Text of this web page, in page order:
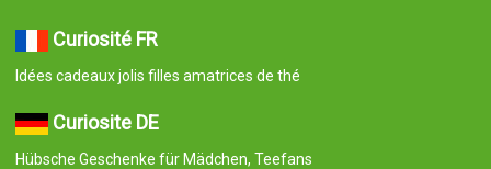
Curiosité FR
Idées cadeaux jolis filles amatrices de thé
Curiosite DE
Hübsche Geschenke für Mädchen, Teefans